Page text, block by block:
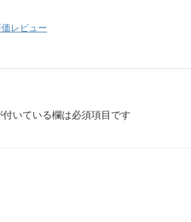
レビュー
付いている欄は必須項目です